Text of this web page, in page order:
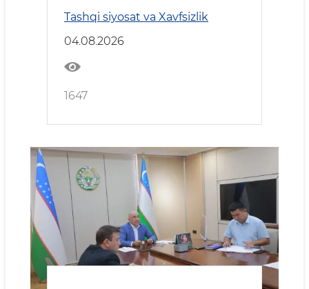
muhokama qildi
Tashqi siyosat va Xavfsizlik
04.08.2026
1647